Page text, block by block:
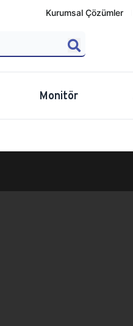
Kurumsal Çözümler
Monitör